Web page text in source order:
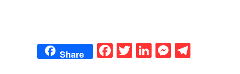
Share Facebook
Twitter
LinkedIn
Messenger